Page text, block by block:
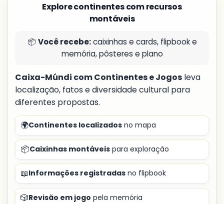
Explore continentes com recursos
montáveis
📦 Você recebe:caixinhas e cards, flipbook e
memória, pôsteres e plano
Caixa-Múndi com Continentes e Jogos leva
localização, fatos e diversidade cultural para
diferentes propostas.
🌍Continentes localizados no mapa
📦Caixinhas montáveis para exploração
📖Informações registradas no flipbook
🎲Revisão em jogo pela memória